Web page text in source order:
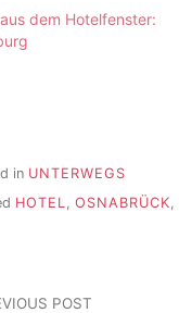
dem Hotelfenster:
in UNTERWEGS
HOTEL OSNABRÜCK
POST